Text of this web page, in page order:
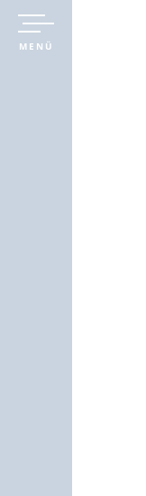
MENÜ